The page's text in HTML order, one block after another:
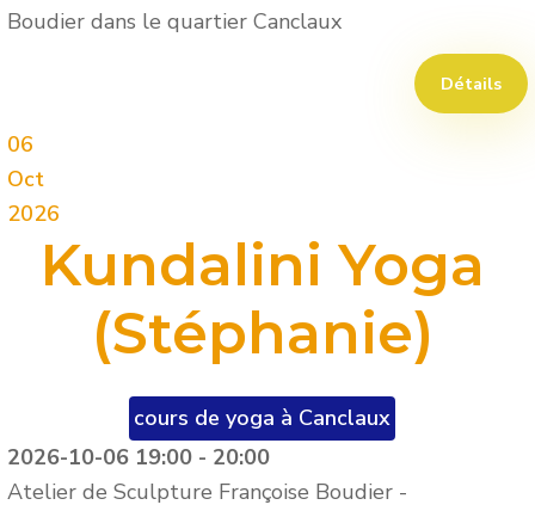
Boudier dans le quartier Canclaux
Détails
06
Oct
2026
Kundalini Yoga
(Stéphanie)
cours de yoga à Canclaux
2026-10-06 19:00 - 20:00
Atelier de Sculpture Françoise Boudier -